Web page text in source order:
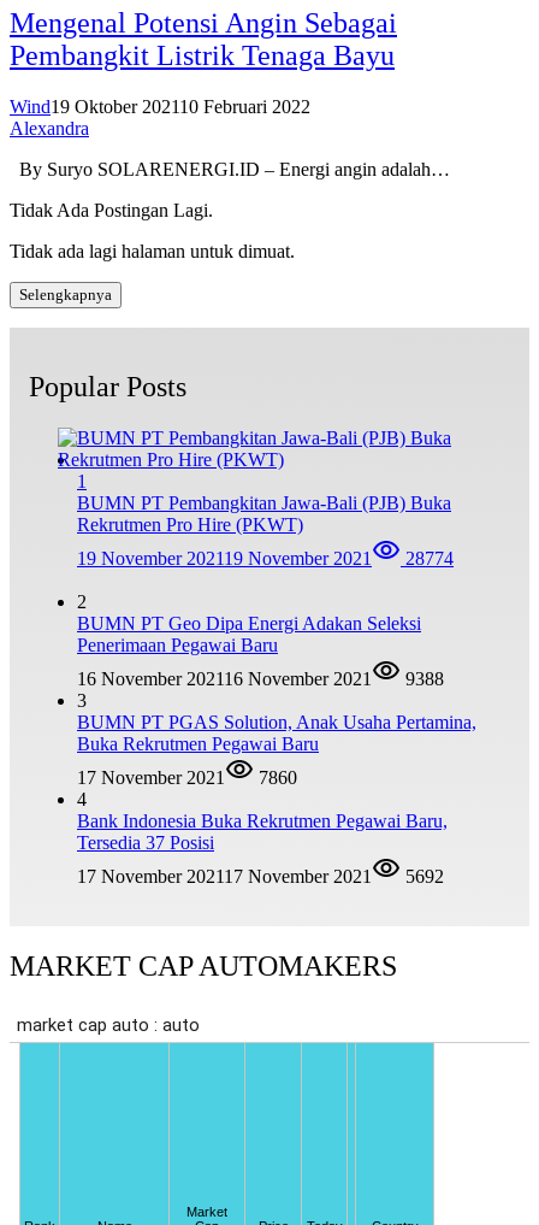
Mengenal Potensi Angin Sebagai
Pembangkit Listrik Tenaga Bayu
Wind19 Oktober 202110 Februari 2022
Alexandra
By Suryo SOLARENERGI.ID – Energi angin adalah…
Tidak Ada Postingan Lagi.
Tidak ada lagi halaman untuk dimuat.
Selengkapnya
Popular Posts
1
BUMN PT Pembangkitan Jawa-Bali (PJB) Buka
Rekrutmen Pro Hire (PKWT)
19 November 202119 November 2021 28774
2
BUMN PT Geo Dipa Energi Adakan Seleksi
Penerimaan Pegawai Baru
16 November 202116 November 2021
9388
3
BUMN PT PGAS Solution, Anak Usaha Pertamina,
Buka Rekrutmen Pegawai Baru
17 November 2021
7860
4
Bank Indonesia Buka Rekrutmen Pegawai Baru,
Tersedia 37 Posisi
17 November 202117 November 2021 5692
MARKET CAP AUTOMAKERS